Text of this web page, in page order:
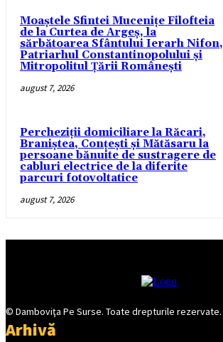
Moaștele Sfintei Mucenițe Filofteia
de la Curtea de Argeș, la
sărbătoarea Sfântului Ierarh Nifon,
Patriarhul Constantinopolului și
Mitropolitul Țării Românești
august 7, 2026
Percheziții domiciliare la Răcari,
Braniștea, Conțești și Mătăsaru la
persoane bănuite de sustragere de
cabluri electrice de la diferite
parcuri fotovoltatice
august 7, 2026
© Damboviţa Pe Surse. Toate drepturile rezervate.
Arhivă